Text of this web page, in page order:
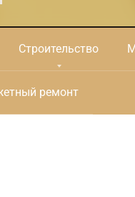
Строительство
ремонт